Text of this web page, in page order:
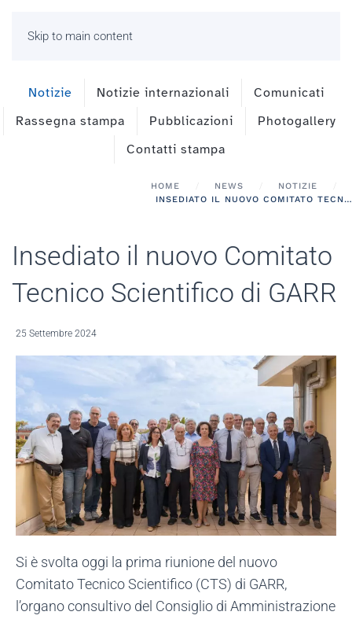
Skip to main content
Notizie Notizie internazionali
Comunicati
Rassegna stampa
Pubblicazioni
Photogallery
Contatti stampa
HOME NEWS
NOTIZIE
INSEDIATO IL NUOVO COMITATO TECNICO SCIENTIFICO DI GARR
Insediato il nuovo Comitato
Tecnico Scientifico di GARR
25 Settembre 2024
Si è svolta oggi la prima riunione del nuovo
Comitato Tecnico Scientifico (CTS) di GARR,
l’organo consultivo del Consiglio di Amministrazione